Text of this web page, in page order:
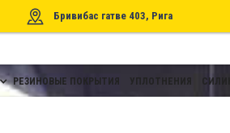
Бривибас гатве 403, Рига
РЕЗИНОВЫЕ ПОКРЫТИЯ УПЛОТНЕНИЯ